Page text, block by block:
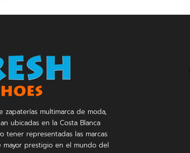
zapaterías multimarca de moda,
ubicadas en la Costa Blanca
tener representadas las marcas
mayor prestigio en el mundo del